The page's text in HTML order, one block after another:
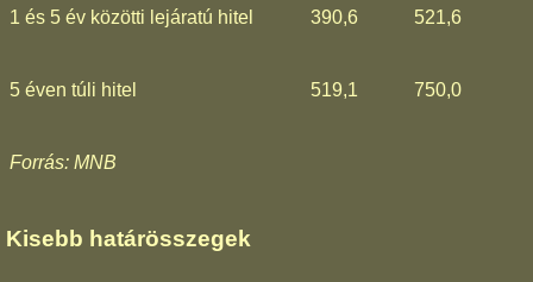
1 és 5 év közötti lejáratú hitel 390,6 521,6
5 éven túli hitel 519,1 750,0
Forrás: MNB
Kisebb határösszegek